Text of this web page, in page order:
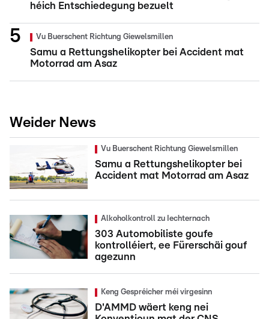
héich Entschiedegung bezuelt
Vu Buerschent Richtung Giewelsmillen
Samu a Rettungshelikopter bei Accident mat
Motorrad am Asaz
Weider News
Vu Buerschent Richtung Giewelsmillen
Samu a Rettungshelikopter bei
Accident mat Motorrad am Asaz
Alkoholkontroll zu Iechternach
303 Automobiliste goufe
kontrolléiert, ee Fürerschäi gouf
agezunn
Keng Gespréicher méi virgesinn
D'AMMD wäert keng nei